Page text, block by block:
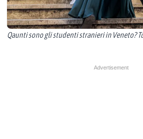
Qaunti sono gli studenti stranieri in Veneto?